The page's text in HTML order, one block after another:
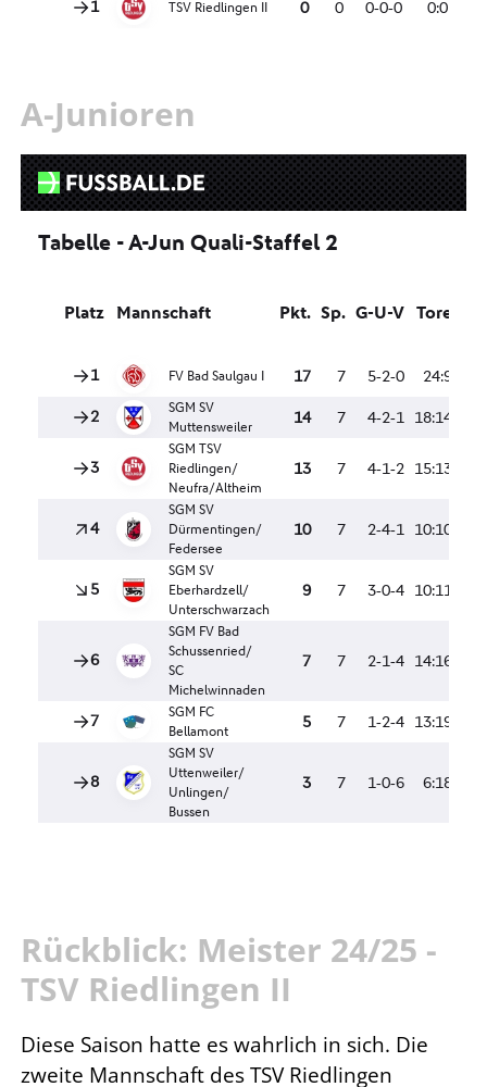
A-Junioren
Rückblick: Meister 24/25 -
TSV Riedlingen II
Diese Saison hatte es wahrlich in sich. Die
zweite Mannschaft des TSV Riedlingen